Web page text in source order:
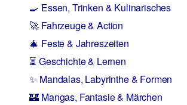
🍳 Essen, Trinken & Kulinarisches
🚀 Fahrzeuge & Action
🎄 Feste & Jahreszeiten
⏳ Geschichte & Lernen
✨ Mandalas, Labyrinthe & Formen
🏰 Mangas, Fantasie & Märchen